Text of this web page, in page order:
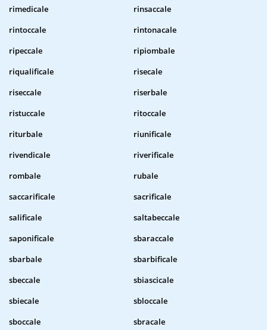
rimedicale
rinsaccale
rintoccale
rintonacale
ripeccale
ripiombale
riqualificale
risecale
riseccale
riserbale
ristuccale
ritoccale
riturbale
riunificale
rivendicale
riverificale
rombale
rubale
saccarificale
sacrificale
salificale
saltabeccale
saponificale
sbaraccale
sbarbale
sbarbificale
sbeccale
sbiascicale
sbiecale
sbloccale
sboccale
sbracale